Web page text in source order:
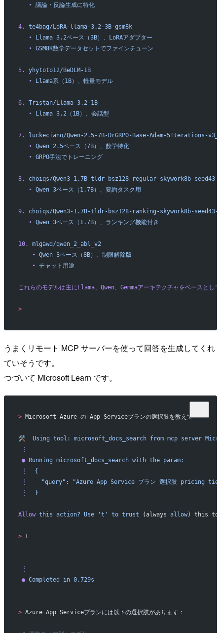
   •
議論・反論生成に特化
4.
te4bag/LoRA-llama-3.2-3B-gsm8k
   •
Llama 3.2ベース（3B）、LoRAアダプター
   •
GSM8K数学データセットでファインチューン
5.
yhytoto12/BeDLM-1B
   •
Llama系（1B）、軽量モデル
6.
Tristan/Llama-3.2-1B
   •
Llama 3.2（1B）、会話型
7.
luckeciano/Qwen-2.5-7B-DrGRPO-Base-Adam-5Iterations-
   •
Qwen 2.5ベース（7B）、数学特化
   •
GRPO手法でトレーニング
8.
choiqs/Qwen3-1.7B-tldr-bsz128-regular-skywork8b-
   •
Qwen 3ベース（1.7B）、要約タスク用
9.
choiqs/Qwen3-1.7B-tldr-bsz128-ranking-skywork8b-
   •
Qwen 3ベース（1.7B）、ランキング機能付き
10.
mlgawd/qwen_2_abl_v2
    •
Qwen 3ベース（8B）、制限解除版
    •
チャット用途
これらのモデルは主にLlama、Qwen、Gemmaアーキテクチャをベースと
>
うまくリモート MCP サーバーを使って回答を生成してくれ
ていそうです。
つづいて Microsoft Learn です。
> Microsoft Azure の App Serviceプランの選択肢を教えて
🛠️
  Using
tool: microsoft_docs_search from mcp server
⋮
● Running microsoft_docs_search with the param:
⋮
  {
⋮
    "query":
"Azure App Service プラン 選択肢 pricing
⋮
  }
Allow this action? Use 't' to trust (always allow) this
> t
⋮
● Completed in 0.729s
> Azure App Serviceプランには以下の選択肢があります：